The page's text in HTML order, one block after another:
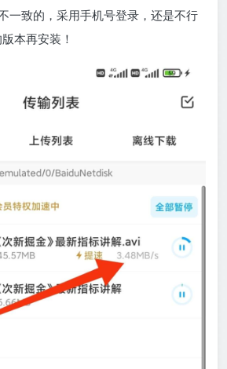
一致的，采用手机号登录，还是不行
本再安装！